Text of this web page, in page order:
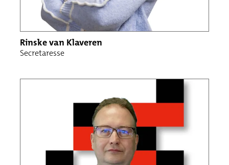
Rinske van Klaveren
Secretaresse